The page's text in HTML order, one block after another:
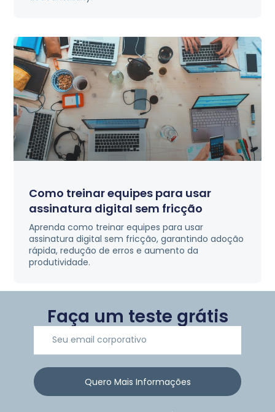
Como treinar equipes para usar
assinatura digital sem fricção
Aprenda como treinar equipes para usar
assinatura digital sem fricção, garantindo adoção
rápida, redução de erros e aumento da
produtividade.
Faça um teste grátis
Quero Mais Informações